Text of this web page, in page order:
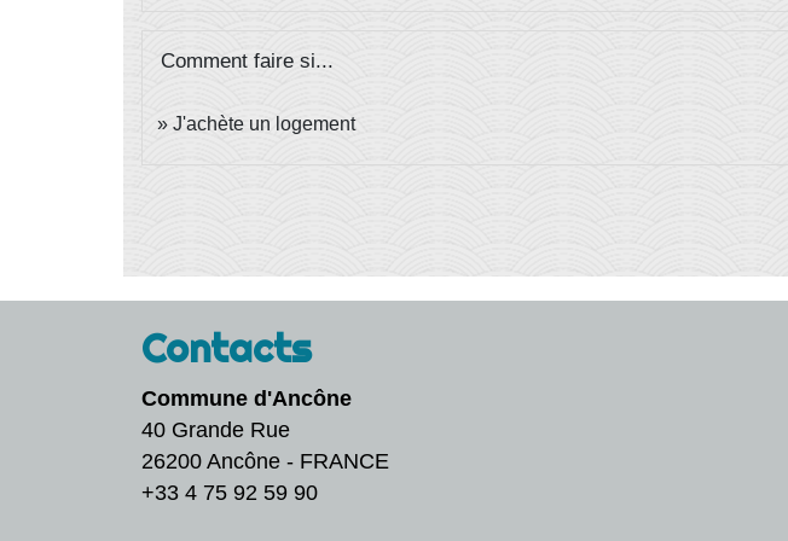
Comment faire si...
J'achète un logement
Contacts
Commune d'Ancône
40 Grande Rue
26200 Ancône - FRANCE
+33 4 75 92 59 90